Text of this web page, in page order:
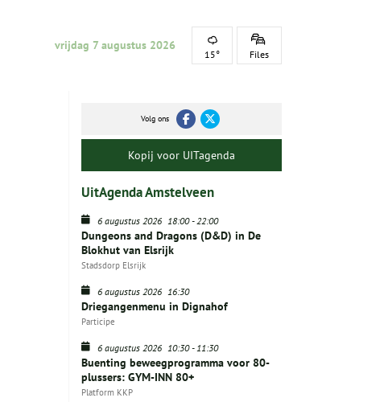
vrijdag 7 augustus 2026
15° Files
Volg ons
Kopij voor UITagenda
UitAgenda Amstelveen
6 augustus 2026 18:00-22:00
Dungeons and Dragons (D&D) in De
Blokhut van Elsrijk
Stadsdorp Elsrijk
6 augustus 2026 16:30
Driegangenmenu in Dignahof
Participe
6 augustus 2026 10:30-11:30
Buenting beweegprogramma voor 80-
plussers: GYM-INN 80+
Platform KKP